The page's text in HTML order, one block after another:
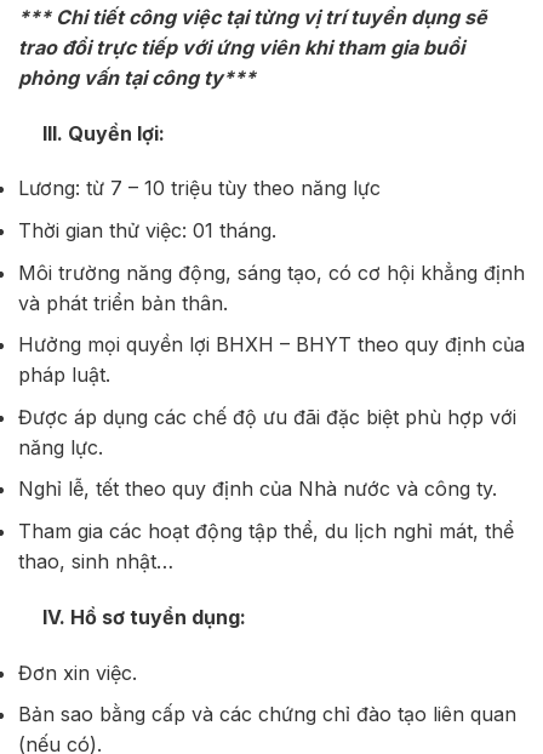
*** Chi tiết công việc tại từng vị trí tuyển dụng sẽ
trao đổi trực tiếp với ứng viên khi tham gia buổi
phỏng vấn tại công ty***
III. Quyền lợi:
Lương: từ 7 – 10 triệu tùy theo năng lực
Thời gian thử việc: 01 tháng.
Môi trường năng động, sáng tạo, có cơ hội khẳng định
và phát triển bản thân.
Hưởng mọi quyền lợi BHXH – BHYT theo quy định của
pháp luật.
Được áp dụng các chế độ ưu đãi đặc biệt phù hợp với
năng lực.
Nghỉ lễ, tết theo quy định của Nhà nước và công ty.
Tham gia các hoạt động tập thể, du lịch nghỉ mát, thể
thao, sinh nhật…
IV. Hồ sơ tuyển dụng:
Đơn xin việc.
Bản sao bằng cấp và các chứng chỉ đào tạo liên quan
(nếu có).